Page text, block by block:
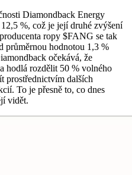
Diamondback Energy
%, což je její druhé zvýšení
ropy $FANG se tak
průměrnou hodnotou 1,3 %
očekává, že
hodlá rozdělit 50 % volného
prostřednictvím dalších
To je přesně to, co dnes
vidět.